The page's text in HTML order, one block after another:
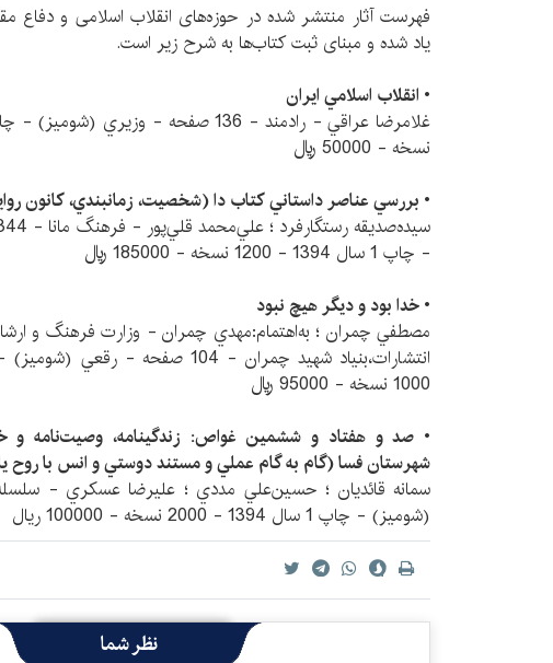
فهرست آثار منتشر شده در حوزه‌های انقلاب اسلامی و دفاع
یاد شده و مبنای ثبت کتاب‌ها به شرح زیر است.
• انقلاب اسلامي ايران
نسخه - 50000 ريال
• بررسي عناصر داستاني كتاب دا (شخصيت، زمانبندي، كانون
- چاپ 1 سال 1394 - 1200 نسخه - 185000 ريال
• خدا بود و ديگر هيچ نبود
مصطفي چمران ؛ به‌اهتمام:مهدي چمران - وزارت فرهنگ و
1000 نسخه - 95000 ريال
• صد و هفتاد و ششمين غواص: زندگينامه، وصيت‌نامه و
شهرستان فسا (گام به گام عملي و مستند دوستي و انس با روح
(شوميز) - چاپ 1 سال 1394 - 2000 نسخه - 100000 ریال
نظر شما